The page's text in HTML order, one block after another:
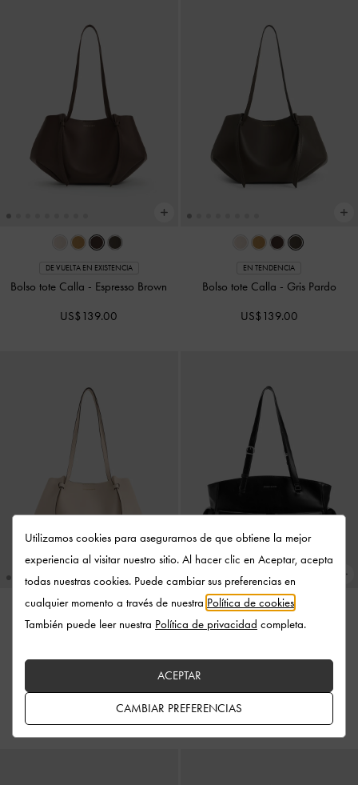
DE VUELTA EN EXISTENCIA
Bolso tote Calla - Espresso Brown
US$139.00
EN TENDENCIA
Bolso tote Calla - Gris Pardo
US$139.00
Bolso tote Calla-Oat
US$139.00
NUEVO
US$139.00
Utilizamos cookies para asegurarnos de que obtiene la mejor
experiencia al visitar nuestro sitio. Al hacer clic en Aceptar, acepta
todas nuestras cookies. Puede cambiar sus preferencias en
cualquier momento a través de nuestra Política de cookies
También puede leer nuestra Política de privacidad completa.
CAMBIAR PREFERENCIAS
ACEPTAR